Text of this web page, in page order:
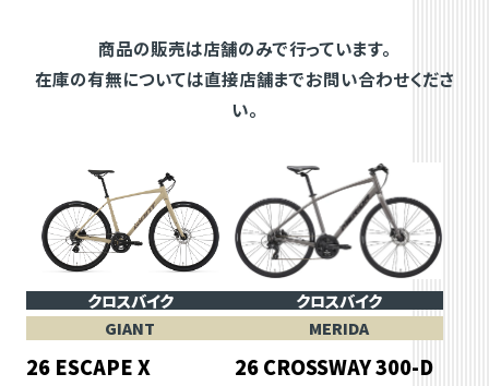
商品の販売は店舗のみで行っています。
在庫の有無については直接店舗までお問い合わせくださ
い。
クロスバイク
GIANT
26 ESCAPE X
クロスバイク
MERIDA
26 CROSSWAY 300-D